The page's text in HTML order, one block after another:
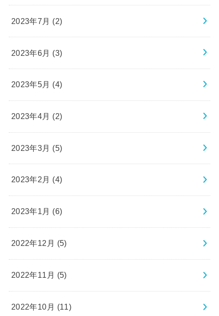
2023年7月 (2)
2023年6月 (3)
2023年5月 (4)
2023年4月 (2)
2023年3月 (5)
2023年2月 (4)
2023年1月 (6)
2022年12月 (5)
2022年11月 (5)
2022年10月 (11)